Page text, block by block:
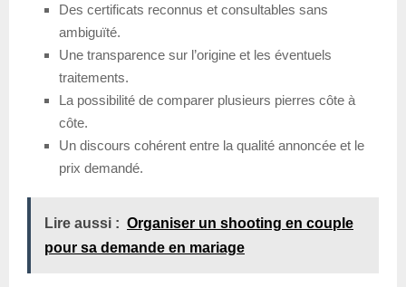
Des certificats reconnus et consultables sans
ambiguïté.
Une transparence sur l’origine et les éventuels
traitements.
La possibilité de comparer plusieurs pierres côte à
côte.
Un discours cohérent entre la qualité annoncée et le
prix demandé.
Lire aussi : Organiser un shooting en couple
pour sa demande en mariage